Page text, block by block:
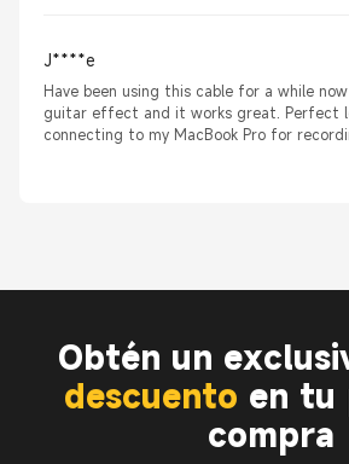
J****e
Have been using this cable for a while
guitar effect and it works great. Perfect
connecting to my MacBook Pro for
Obtén un
descuento en tu
compra